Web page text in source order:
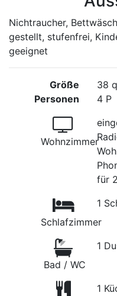
Nichtraucher,
gestellt, stufenfrei,
geeignet
Größe
Personen
38
4 P
Wohnzimmer
für
Schlafzimmer
1
Bad / WC
1
1